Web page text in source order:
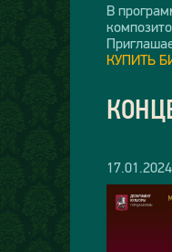
В
КУПИТЬ
17.01.2024